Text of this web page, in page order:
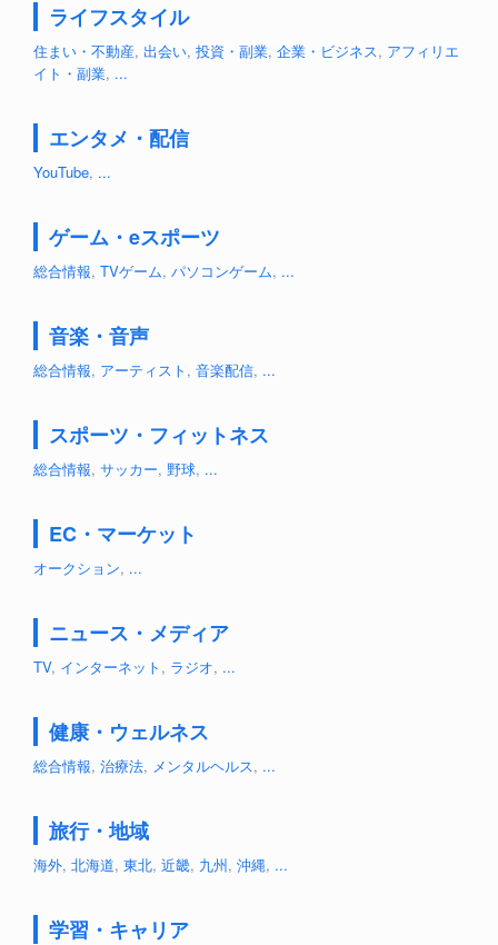
ライフスタイル
住まい・不動産, 出会い, 投資・副業, 企業・ビジネス, アフィリエ
イト・副業, ...
エンタメ・配信
YouTube, ...
ゲーム・eスポーツ
総合情報, TVゲーム, パソコンゲーム, ...
音楽・音声
総合情報, アーティスト , 音楽配信, ...
スポーツ・フィットネス
総合情報, サッカー, 野球, ...
EC・マーケット
オークション, ...
ニュース・メディア
TV, インターネット , ラジオ, ...
健康・ウェルネス
総合情報, 治療法, メンタルヘルス, ...
旅行・地域
海外, 北海道, 東北, 近畿, 九州, 沖縄, ...
学習・キャリア